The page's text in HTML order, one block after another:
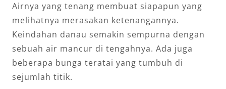
Airnya yang tenang membuat siapapun yang
melihatnya merasakan ketenangannya.
Keindahan danau semakin sempurna dengan
sebuah air mancur di tengahnya. Ada juga
beberapa bunga teratai yang tumbuh di
sejumlah titik.